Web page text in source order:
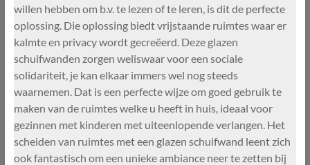
willen hebben om b.v. te lezen of te leren, is dit de perfecte
oplossing. Die oplossing biedt vrijstaande ruimtes waar er
kalmte en privacy wordt gecreëerd. Deze glazen
schuifwanden zorgen weliswaar voor een sociale
solidariteit, je kan elkaar immers wel nog steeds
waarnemen. Dat is een perfecte wijze om goed gebruik te
maken van de ruimtes welke u heeft in huis, ideaal voor
gezinnen met kinderen met uiteenlopende verlangen. Het
scheiden van ruimtes met een glazen schuifwand leent zich
ook fantastisch om een unieke ambiance neer te zetten bij